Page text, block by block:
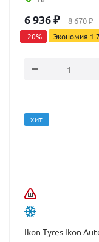
6 936₽ 8 670₽
-20% Экономия 1
ХИТ
Ikon Tyres Ikon